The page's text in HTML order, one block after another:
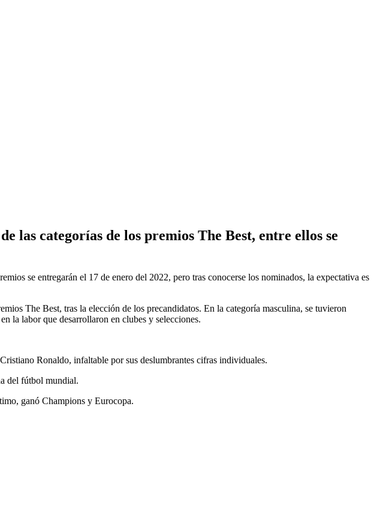
las categorías de los premios The Best, entre ellos se
se entregarán el 17 de enero del 2022, pero tras conocerse los nominados, la expectativa es
The Best, tras la elección de los precandidatos. En la categoría masculina, se tuvieron
la labor que desarrollaron en clubes y selecciones.
Ronaldo, infaltable por sus deslumbrantes cifras individuales.
del fútbol mundial.
ganó Champions y Eurocopa.